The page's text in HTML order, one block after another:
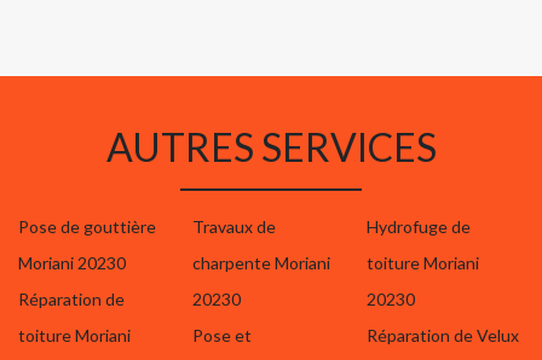
AUTRES SERVICES
Pose de gouttière
Moriani 20230
Réparation de
toiture Moriani
Travaux de
charpente Moriani
20230
Pose et
Hydrofuge de
toiture Moriani
20230
Réparation de Velux